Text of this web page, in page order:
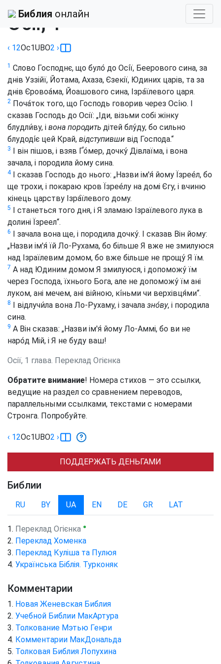
Библия онлайн
Осії, 1
‹ 12Ос1UBO2 ›
1 Слово Господнє, що було́ до Осі́ї, Беерового сина, за
днів Уззійї, Йотама, Ахаза, Єзекії, Юдиних царів, та за
днів Єровоа́ма, Йоашового сина, Ізра́їлевого царя.
2 Поча́ток того, що Господь говорив через Осі́ю. І
сказав Господь до Осії: „Іди, візьми собі жінку
блудли́ву, і вона породить дітей блу́ду, бо сильно
блудоді́є цей Край, відступивши від Господа.“
3 І він пішов, і взяв Ґо́мер, дочку́ Дівлаїма, і вона
зачала, і породила йому сина.
4І сказав Господь до нього: „Назви ім'я́ йому Їзрее́л, бо
ще трохи, і покараю кров Їзрее́лу на домі Єгу, і вчиню
кінець царству Ізра́їлевого дому.
5 І станеться того дня, і Я зламаю Ізраїлевого лука в
долині Їзреел“.
6 І зачала вона ще, і породила дочку́. І сказав Він йому:
„Назви ім'я́ їй Ло-Рухама, бо більше Я вже не змилуюся
над Ізраїлевим домом, бо вже більше не прощу́ Я їм.
7 А над Юдиним домом Я змилуюся, і допоможу́ їм
через Господа, їхнього Бога, але не допоможу́ їм ані
луком, ані мечем, ані війною, кі́ньми чи верхівця́ми“.
8 І відлучи́ла вона Ло-Рухаму, і зачала зно́ву, і породила
сина.
9 А Він сказав: „Назви ім'я́ йому Ло-Аммі, бо ви не
наро́д Мій, і Я не буду ваш!
Осії, 1 глава. Переклад Огієнка
Обратите внимание! Номера стихов — это ссылки,
ведущие на раздел со сравнением переводов,
параллельными ссылками, текстами с номерами
Стронга. Попробуйте.
‹ 12Ос1UBO2 ›
ПОДДЕРЖАТЬ ДЕНЬГАМИ
Библии
RU BY UA EN DE GR LAT
Переклад Огієнка ●
Переклад Хоменка
Переклад Куліша та Пулюя
Українська Біблія. Турконяк
Комментарии
Новая Женевская Библия
Учебной Библии МакАртура
Толкование Мэтью Генри
Комментарии МакДональда
Толковая Библия Лопухина